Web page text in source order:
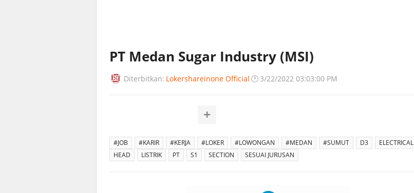
PT Medan Sugar Industry (MSI)
Diterbitkan: Lokershareinone Official 🕐 3/22/2022 03:03:00 PM
#JOB #KARIR #KERJA #LOKER #LOWONGAN #MEDAN #SUMUT D3
ELECTRICAL
HEAD
LISTRIK PT S1 SECTION SESUAI JURUSAN